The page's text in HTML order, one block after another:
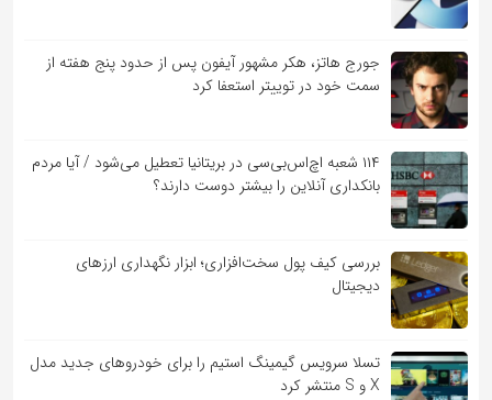
جورج هاتز، هکر مشهور آیفون پس از حدود پنج هفته از
سمت خود در توییتر استعفا کرد
۱۱۴ شعبه اچ‌اس‌بی‌سی در بریتانیا تعطیل می‌شود / آیا مردم
بانکداری آنلاین را بیشتر دوست دارند؟
بررسی کیف‌ پول سخت‌افزاری؛ ابزار نگهداری ارزهای
دیجیتال
تسلا سرویس گیمینگ استیم را برای خودروهای جدید مدل
X و S منتشر کرد